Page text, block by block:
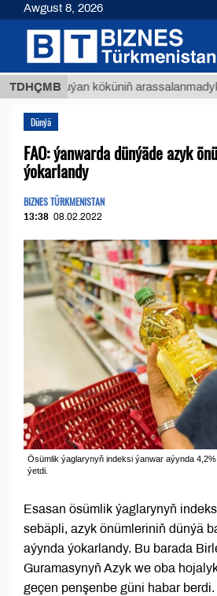
TDHÇMB
Buýan köküniň arassalanmadyk
Dünýä
FAO: ýanwarda dünýäde azyk
ýokarlandy
BIZNES TÜRKMENISTAN
13:38 08.02.2022
Ösümlik ýaglarynyň indeksi ýanwar aýynda
ýetdi.
Esasan ösümlik ýaglarynyň
sebäpli, azyk önümleriniň dünýä
aýynda ýokarlandy. Bu barada
Guramasynyň Azyk we oba
geçen penşenbe güni habar berdi.
Awgust 8, 2026